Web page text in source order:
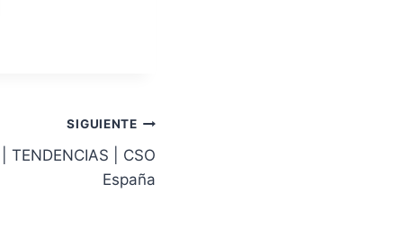
SIGUIENTE
TENDENCIAS | CSO
España